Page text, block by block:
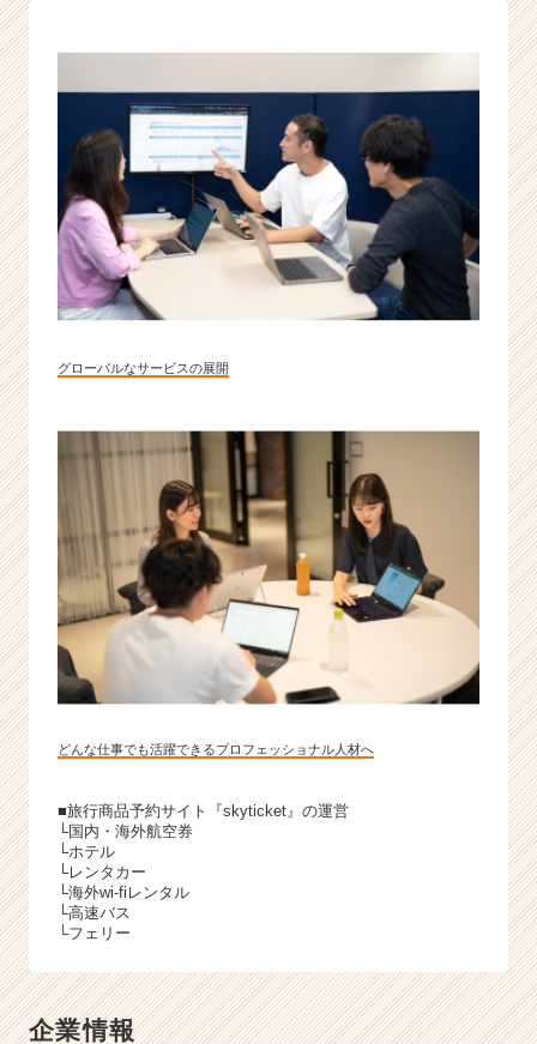
グローバルなサービスの展開
どんな仕事でも活躍できるプロフェッショナル人材へ
■旅行商品予約サイト『skyticket』の運営
└国内・海外航空券
└ホテル
└レンタカー
└海外wi-fiレンタル
└高速バス
└フェリー
企業情報